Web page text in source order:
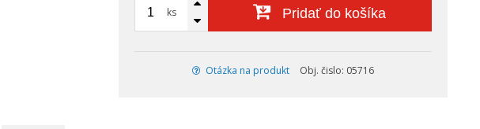
ks Pridať do košíka
Otázka na produkt Obj. čislo: 05716